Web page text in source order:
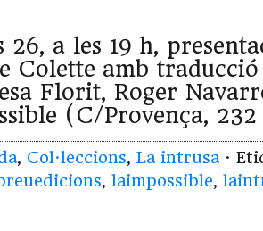
26, a les 19 h,
Colette amb
Florit, Roger
(C/Provença,
, Col·leccions, La intrusa ·
, laimpossible,